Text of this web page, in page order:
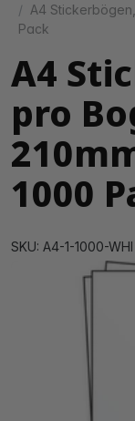
A4
Pack
A4
pro
1000
SKU: A4-1-1000-WHI